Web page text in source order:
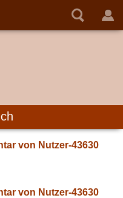
von Nutzer-43630
von Nutzer-43630